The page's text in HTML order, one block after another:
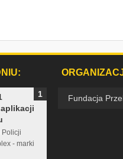
Policji
- marki
Fundacja